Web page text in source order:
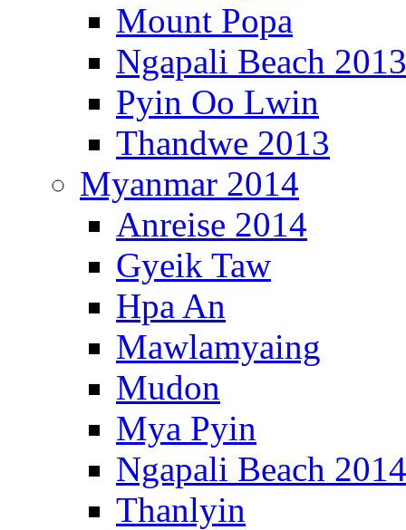
Mount Popa
Ngapali Beach 2013
Pyin Oo Lwin
Thandwe 2013
Myanmar 2014
Anreise 2014
Gyeik Taw
Hpa An
Mawlamyaing
Mudon
Mya Pyin
Ngapali Beach 2014
Thanlyin